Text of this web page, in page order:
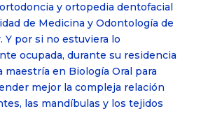
y ortopedia dentofacial
de Medicina y Odontología de
Y por si no estuviera lo
ocupada, durante su residencia
maestría en Biología Oral para
mejor la compleja relación
las mandíbulas y los tejidos